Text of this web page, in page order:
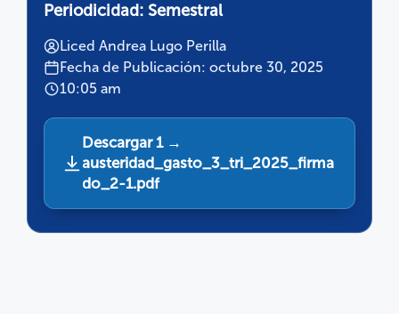
Periodicidad: Semestral
Liced Andrea Lugo Perilla
Fecha de Publicación: octubre 30, 2025
10:05 am
Descargar 1 →
austeridad_gasto_3_tri_2025_firma
do_2-1.pdf